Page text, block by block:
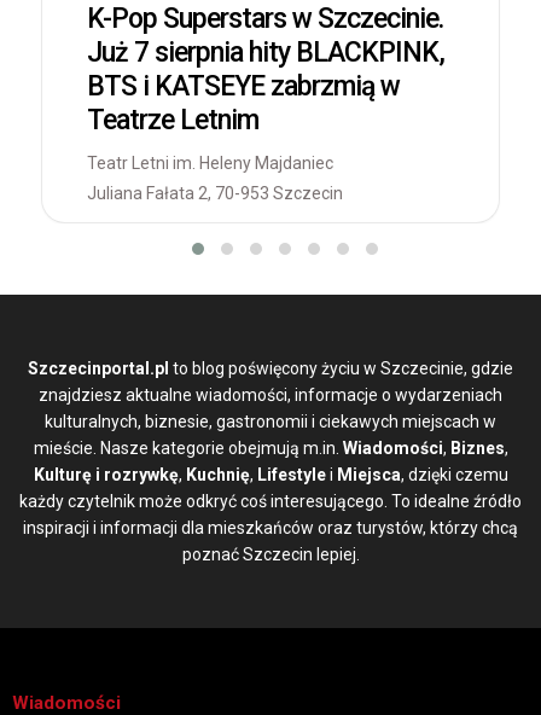
K-Pop Superstars w Szczecinie.
Już 7 sierpnia hity BLACKPINK,
BTS i KATSEYE zabrzmią w
Teatrze Letnim
Teatr Letni im. Heleny Majdaniec
Juliana Fałata 2, 70-953 Szczecin
Szczecinportal.pl to blog poświęcony życiu w Szczecinie, gdzie
znajdziesz aktualne wiadomości, informacje o wydarzeniach
kulturalnych, biznesie, gastronomii i ciekawych miejscach w
mieście. Nasze kategorie obejmują m.in. Wiadomości, Biznes,
Kulturę i rozrywkę, Kuchnię, Lifestylei Miejsca, dzięki czemu
każdy czytelnik może odkryć coś interesującego. To idealne źródło
inspiracji i informacji dla mieszkańców oraz turystów, którzy chcą
poznać Szczecin lepiej.
Wiadomości